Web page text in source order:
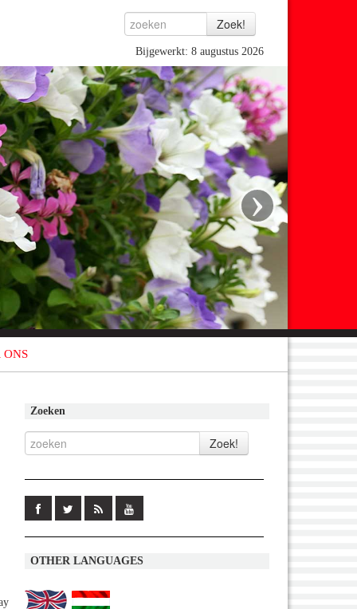
Bijgewerkt: 8 augustus 2026
›
ONS
Zoeken
OTHER LANGUAGES